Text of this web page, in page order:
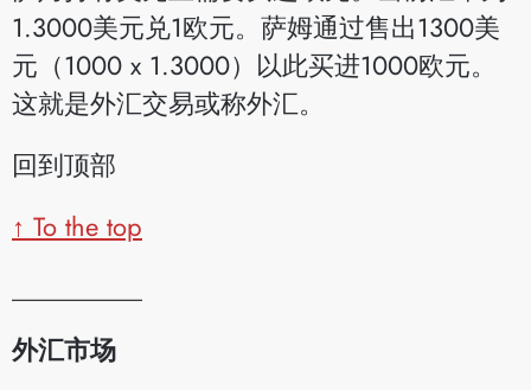
1.3000美元兑1欧元。萨姆通过售出1300美
元（1000 x 1.3000）以此买进1000欧元。
这就是外汇交易或称外汇。
回到顶部
↑ To the top
外汇市场